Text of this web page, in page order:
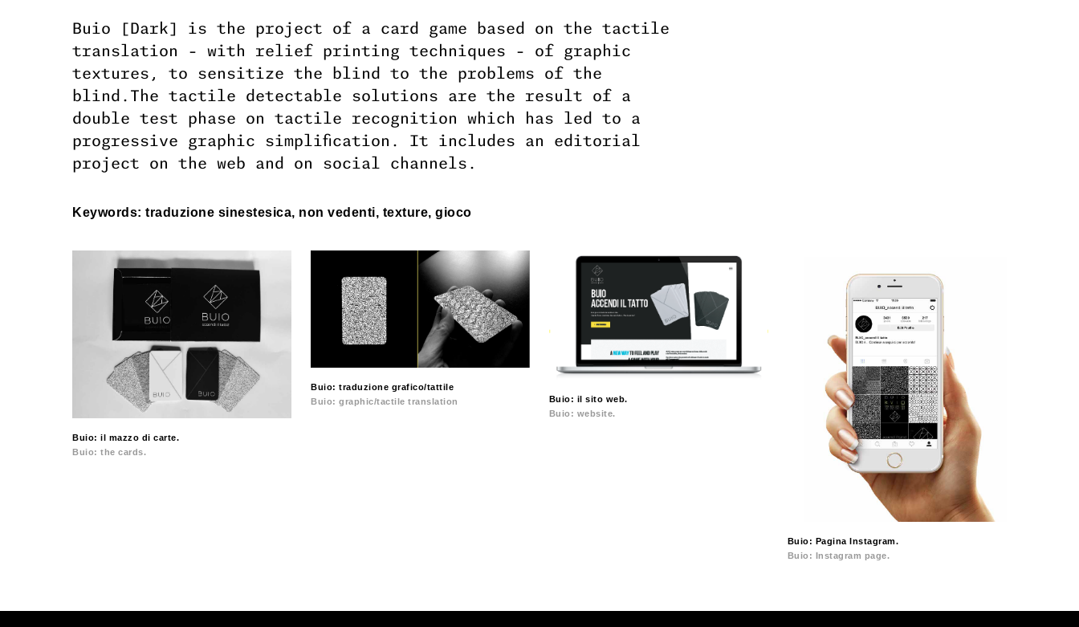
Buio [Dark] is the project of a card game based on the tactile
translation - with relief printing techniques - of graphic
textures, to sensitize the blind to the problems of the
blind.The tactile detectable solutions are the result of a
double test phase on tactile recognition which has led to a
progressive graphic simplification. It includes an editorial
project on the web and on social channels.
Keywords: traduzione sinestesica, non vedenti, texture, gioco
Buio: il mazzo di carte.
Buio: the cards.
Buio: traduzione grafico/tattile
Buio: graphic/tactile translation
Buio: il sito web.
Buio: website.
Buio: Pagina Instagram.
Buio: Instagram page.